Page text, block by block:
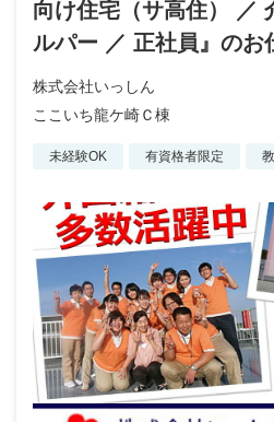
向け住宅（サ高住） ／
ルパー ／ 正社員』のお
株式会社いっしん
ここいち龍ケ崎Ｃ棟
未経験OK 有資格者限定